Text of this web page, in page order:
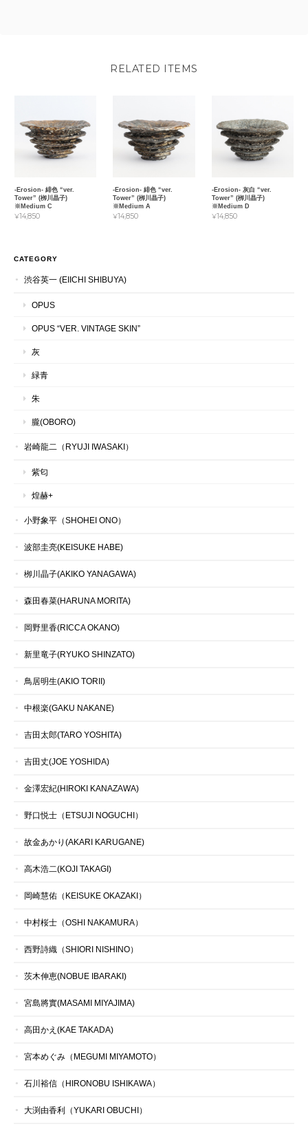
RELATED ITEMS
-Erosion- 緋色 “ver.
Tower” (栁川晶子)
※Medium C
¥14,850
-Erosion- 緋色 “ver.
Tower” (栁川晶子)
※Medium A
¥14,850
-Erosion- 灰白 “ver.
Tower” (栁川晶子)
※Medium D
¥14,850
CATEGORY
渋谷英一 (EIICHI SHIBUYA)
OPUS
OPUS “VER. VINTAGE SKIN”
灰
緑青
朱
朧(OBORO)
岩崎龍二（RYUJI IWASAKI）
紫匂
煌赫+
小野象平（SHOHEI ONO）
波部圭亮(KEISUKE HABE)
栁川晶子(AKIKO YANAGAWA)
森田春菜(HARUNA MORITA)
岡野里香(RICCA OKANO)
新里竜子(RYUKO SHINZATO)
鳥居明生(AKIO TORII)
中根楽(GAKU NAKANE)
吉田太郎(TARO YOSHITA)
吉田丈(JOE YOSHIDA)
金澤宏紀(HIROKI KANAZAWA)
野口悦士（ETSUJI NOGUCHI）
故金あかり(AKARI KARUGANE)
高木浩二(KOJI TAKAGI)
岡崎慧佑（KEISUKE OKAZAKI）
中村桜士（OSHI NAKAMURA）
西野詩織（SHIORI NISHINO）
茨木伸恵(NOBUE IBARAKI)
宮島將實(MASAMI MIYAJIMA)
高田かえ(KAE TAKADA)
宮本めぐみ（MEGUMI MIYAMOTO）
石川裕信（HIRONOBU ISHIKAWA）
大渕由香利（YUKARI OBUCHI）